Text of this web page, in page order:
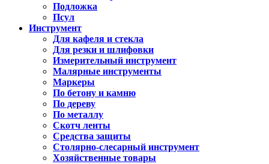
Подложка
Псул
Инструмент
Для кафеля и стекла
Для резки и шлифовки
Измерительный инструмент
Малярные инструменты
Маркеры
По бетону и камню
По дереву
По металлу
Скотч ленты
Средства защиты
Столярно-слесарный инструмент
Хозяйственные товары